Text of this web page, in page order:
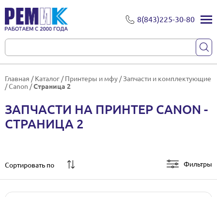
8(843)225-30-80
Главная /Каталог /Принтеры и мфу /Запчасти и комплектующие
/Canon /Страница 2
ЗАПЧАСТИ НА ПРИНТЕР CANON -
СТРАНИЦА 2
Сортировать по Фильтры